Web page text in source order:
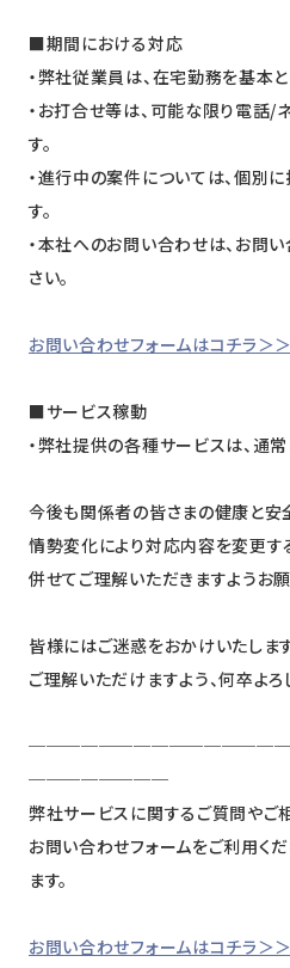
■期間における対応
・弊社従業員は、在宅勤務を基本と
・お打合せ等は、可能な限り電話/
す。
・進行中の案件については、個別
す。
・本社へのお問い合わせは、お問
さい。
お問い合わせフォームはコチラ＞
■サービス稼動
・弊社提供の各種サービスは、通
今後も関係者の皆さまの健康と安
情勢変化により対応内容を変更す
併せてご理解いただきますようお願
皆様にはご迷惑をおかけいたしま
ご理解いただけますよう、何卒よろ
────────
弊社サービスに関するご質問やご
お問い合わせフォームをご利用く
ます。
お問い合わせフォームはコチラ＞